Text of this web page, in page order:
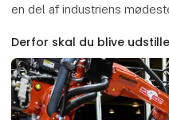
en del af industriens
Derfor skal du blive